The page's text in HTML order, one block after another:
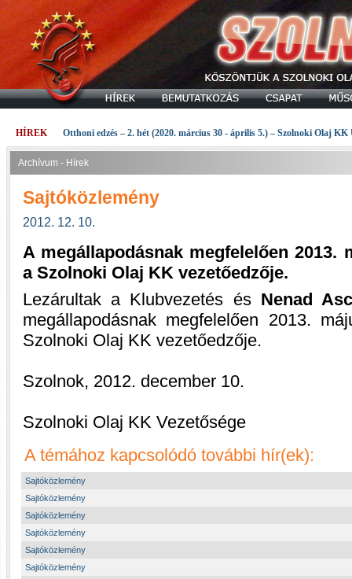
HÍREK Otthoni edzés – 2. hét (2020. március 30 - április 5.) – Szolnoki Olaj KK
Archívum - Hírek
Sajtóközlemény
2012. 12. 10.
A megállapodásnak megfelelően 2013.
a Szolnoki Olaj KK vezetőedzője.
Lezárultak a Klubvezetés és Nenad
megállapodásnak megfelelően 2013.
Szolnoki Olaj KK vezetőedzője.
Szolnok, 2012. december 10.
Szolnoki Olaj KK Vezetősége
A témához kapcsolódó további hír(ek):
Sajtóközlemény
Sajtóközlemény
Sajtóközlemény
Sajtóközlemény
Sajtóközlemény
Sajtóközlemény